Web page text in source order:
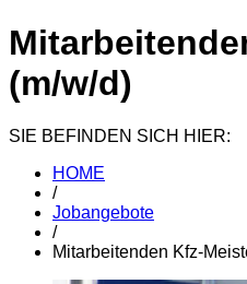
(m/w/d)
SIE BEFINDEN SICH HIER:
HOME
/
Jobangebote
/
Mitarbeitenden Kfz-